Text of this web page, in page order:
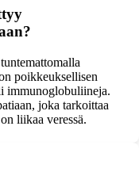
poikkeuksellisen
immunoglobuliineja.
joka tarkoittaa
liikaa veressä.